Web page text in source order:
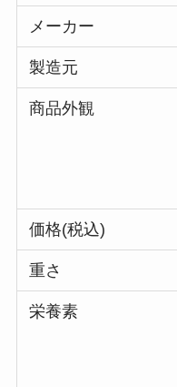
メーカー
製造元
商品外観
価格(税込)
重さ
栄養素